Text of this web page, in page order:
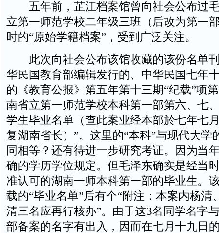
五年前，芷江档案馆曾向社会公布过
立第一师范学校二年级三班（后改为第一
时的“原始学籍档案”，受到广泛关注。
此次向社会公布该馆收藏的该份名单刊
华民国教育部编辑发行的、中华民国七年
的《教育公报》第五年第十三期“纪载”项
南省立第一师范学校本科第一部第六、七
学生毕业名单（查此案业经本部於七年七
复湖南省长）”。这里的“本科”与现代大学
同相等？还有待进一步研究考证。因为当
确的学历学位规定。但毛泽东确实是经当
准认可的湖南一师本科第一部的毕业生。
载的“毕业名单”后有个“附注：本案内杨清
清三名应再行核办”。由于这3名同学名字
部备案的名字有出入，因而在七月十九日